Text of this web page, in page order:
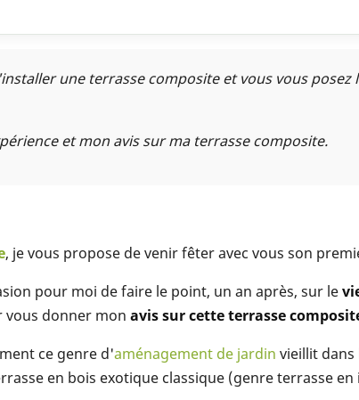
une terrasse composite et vous vous posez
et mon avis sur ma terrasse composite.
, je vous propose de venir fêter avec vous son
pour moi de faire le point, un an après, sur le
vous donner mon avis sur cette terrasse
ce genre d'aménagement de jardin vieillit dans
en bois exotique classique (genre terrasse en